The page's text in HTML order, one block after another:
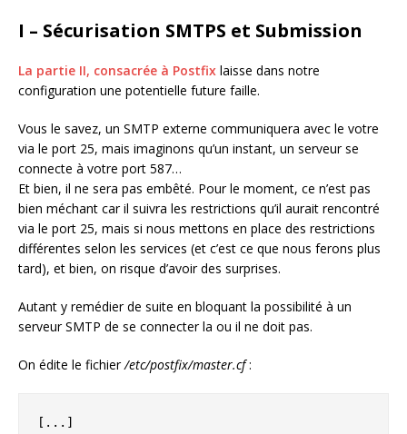
I – Sécurisation SMTPS et Submission
La partie II, consacrée à Postfix laisse dans notre
configuration une potentielle future faille.
Vous le savez, un SMTP externe communiquera avec le votre
via le port 25, mais imaginons qu’un instant, un serveur se
connecte à votre port 587…
Et bien, il ne sera pas embêté. Pour le moment, ce n’est pas
bien méchant car il suivra les restrictions qu’il aurait rencontré
via le port 25, mais si nous mettons en place des restrictions
différentes selon les services (et c’est ce que nous ferons plus
tard), et bien, on risque d’avoir des surprises.
Autant y remédier de suite en bloquant la possibilité à un
serveur SMTP de se connecter la ou il ne doit pas.
On édite le fichier/etc/postfix/master.cf:
[...]